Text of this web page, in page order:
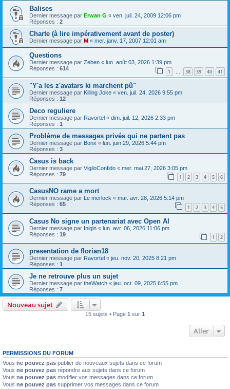
Balises
Dernier message par Erwan G « ven. juil. 24, 2009 12:06 pm
Réponses : 2
Charte (à lire impérativement avant de poster)
Dernier message par M « mer. janv. 17, 2007 12:01 am
Questions
Dernier message par Zeben « lun. août 03, 2026 1:39 pm
Réponses : 614 1 … 38 39 40 41
"Y'a les z'avatars ki marchent pû"
Dernier message par Killing Joke « ven. juil. 24, 2026 9:55 pm
Réponses : 12
Deco reguliere
Dernier message par Ravortel « dim. juil. 12, 2026 2:33 pm
Réponses : 1
Problème de messages privés qui ne partent pas
Dernier message par Bonx « lun. juin 29, 2026 5:44 pm
Réponses : 3
Casus is back
Dernier message par VigiloConfido « mer. mai 27, 2026 3:05 pm
Réponses : 79 1 2 3 4 5 6
CasusNO rame a mort
Dernier message par Le merlock « mar. avr. 28, 2026 5:14 pm
Réponses : 65 1 2 3 4 5
Casus No signe un partenariat avec Open AI
Dernier message par Inigin « lun. avr. 06, 2026 11:06 pm
Réponses : 19 1 2
presentation de florian18
Dernier message par Ravortel « jeu. nov. 20, 2025 8:21 pm
Réponses : 1
Je ne retrouve plus un sujet
Dernier message par theWatch « jeu. oct. 09, 2025 6:55 pm
Réponses : 7
Nouveau sujet
15 sujets • Page 1 sur 1
Aller
PERMISSIONS DU FORUM
Vous ne pouvez pas publier de nouveaux sujets dans ce forum
Vous ne pouvez pas répondre aux sujets dans ce forum
Vous ne pouvez pas modifier vos messages dans ce forum
Vous ne pouvez pas supprimer vos messages dans ce forum